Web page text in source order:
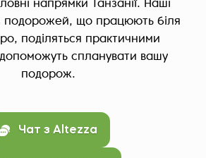
напрямки Танзанії. Наші
подорожей, що працюють біля
поділяться практичними
спланувати вашу
подорож.
Чат з Altezza